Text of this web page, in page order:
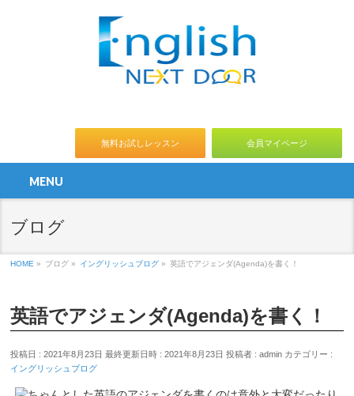
無料お試しレッスン 会員マイページ
MENU
ブログ
HOME » ブログ » イングリッシュブログ » 英語でアジェンダ(Agenda)を書く！
英語でアジェンダ(Agenda)を書く！
投稿日 : 2021年8月23日 最終更新日時 : 2021年8月23日 投稿者 :admin カテゴリー :
イングリッシュブログ